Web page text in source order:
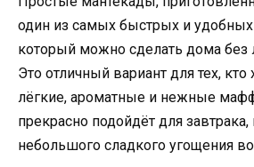
один из самых быстрых и удобных
который можно сделать дома без
Это отличный вариант для тех, кто
лёгкие, ароматные и нежные
прекрасно подойдёт для завтрака,
небольшого сладкого угощения